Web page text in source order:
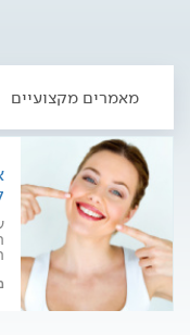
מאמרים מקצועיים